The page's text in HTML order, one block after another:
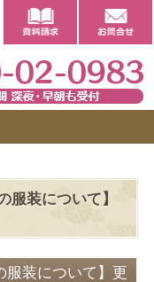
服装について】
服装について】更